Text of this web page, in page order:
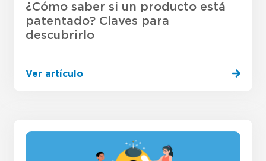
¿Cómo saber si un producto está
patentado? Claves para
descubrirlo
Ver artículo